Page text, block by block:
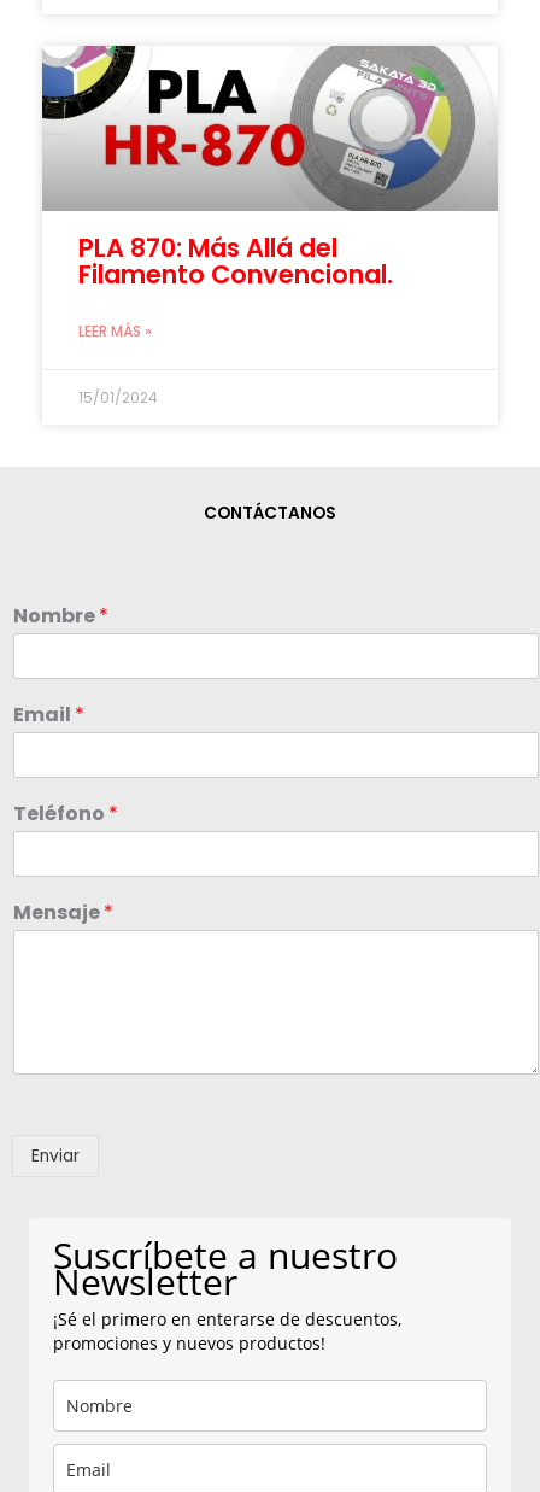
PLA 870: Más Allá del
Filamento Convencional.
LEER MÁS »
15/01/2024
CONTÁCTANOS
Nombre*
Email *
Teléfono *
Mensaje*
Enviar
Suscríbete a nuestro
Newsletter
¡Sé el primero en enterarse de descuentos,
promociones y nuevos productos!